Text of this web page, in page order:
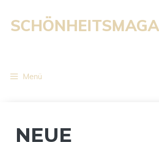
Inhalt
springen
Menü
NEUE